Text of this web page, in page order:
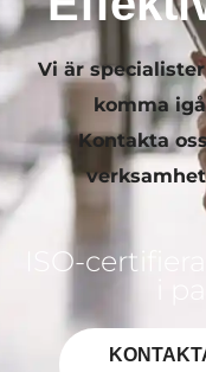
Vi är
komma
Kontakta
ISO-
i